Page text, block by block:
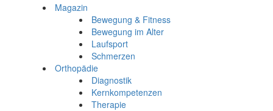
Magazin
Bewegung & Fitness
Bewegung im Alter
Laufsport
Schmerzen
Orthopädie
Diagnostik
Kernkompetenzen
Therapie